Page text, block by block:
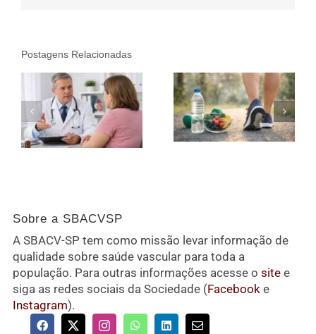
Postagens Relacionadas
Sobre a SBACVSP
A SBACV-SP tem como missão levar informação de
qualidade sobre saúde vascular para toda a
população. Para outras informações acesse o sitee
siga as redes sociais da Sociedade (Facebooke
Instagram).